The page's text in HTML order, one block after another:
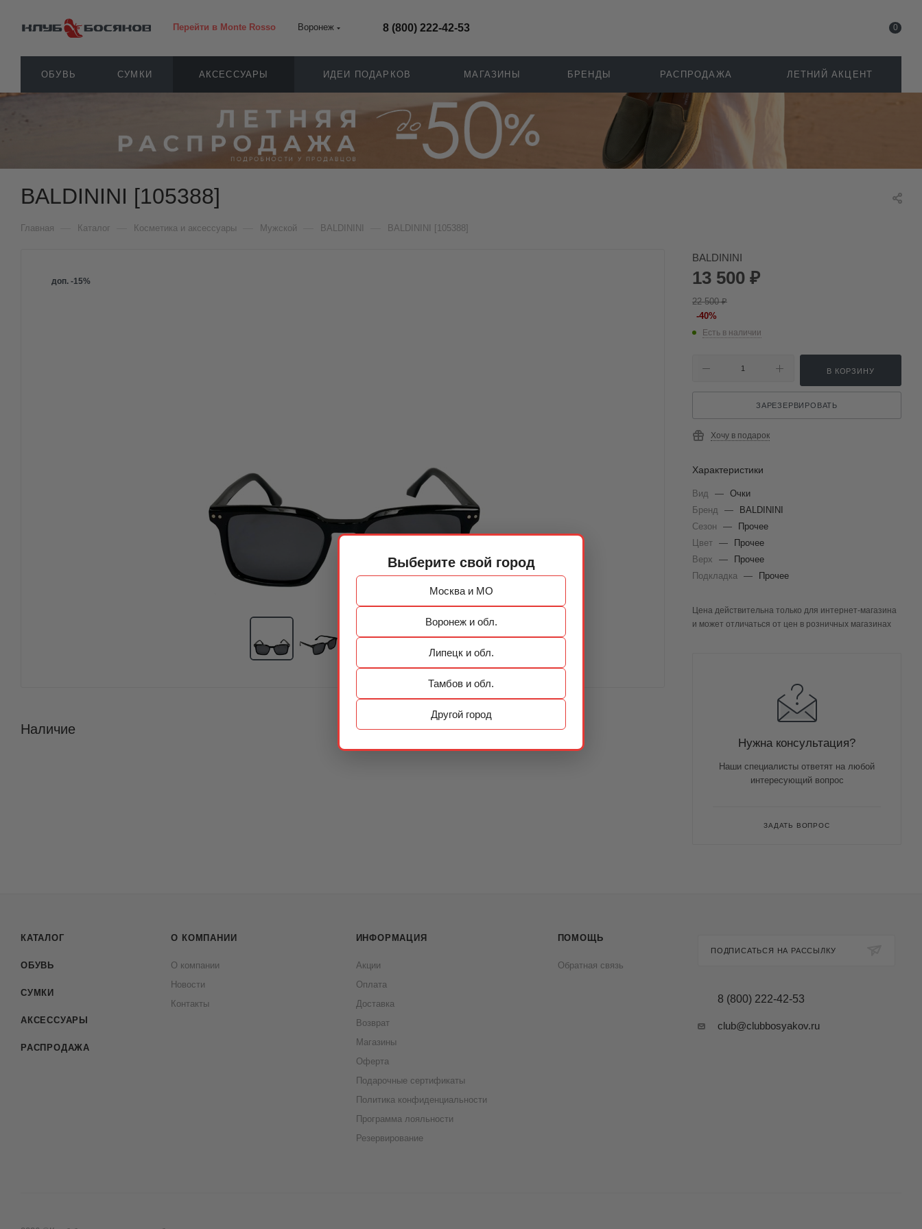
Выберите свой город
Москва и МО
Воронеж и обл.
Липецк и обл.
Тамбов и обл.
Другой город
Перейти в Monte Rosso Воронеж 8 (800) 222-42-53 0
ОБУВЬ СУМКИ АКСЕССУАРЫ ИДЕИ ПОДАРКОВ МАГАЗИНЫ БРЕНДЫ РАСПРОДАЖА ЛЕТНИЙ АКЦЕНТ
BALDININI [105388]
Главная Каталог Косметика и аксессуары Мужской BALDININI BALDININI [105388]
доп. -15%
Наличие
BALDININI
13 500 ₽
22 500₽
-40%
Есть в наличии
В КОРЗИНУ
ЗАРЕЗЕРВИРОВАТЬ
Хочу в подарок
Характеристики
Вид — Очки
Бренд
—
BALDININI
Сезон
—
Прочее
Цвет —
Прочее
Верх
—
Прочее
Подкладка — Прочее
Цена действительна только для интернет-магазина
и может отличаться от цен в розничных магазинах
Нужна консультация?
Наши специалисты ответят на любой
интересующий вопрос
ЗАДАТЬ ВОПРОС
КАТАЛОГ
ОБУВЬ
СУМКИ
АКСЕССУАРЫ
РАСПРОДАЖА
О КОМПАНИИ
О компании
Новости
Контакты
ИНФОРМАЦИЯ
Акции
Оплата
Доставка
Возврат
Магазины
Оферта
Подарочные сертификаты
Политика конфиденциальности
Программа лояльности
Резервирование
ПОМОЩЬ
Обратная связь
ПОДПИСАТЬСЯ НА РАССЫЛКУ
8 (800) 222-42-53
club@clubbosyakov.ru